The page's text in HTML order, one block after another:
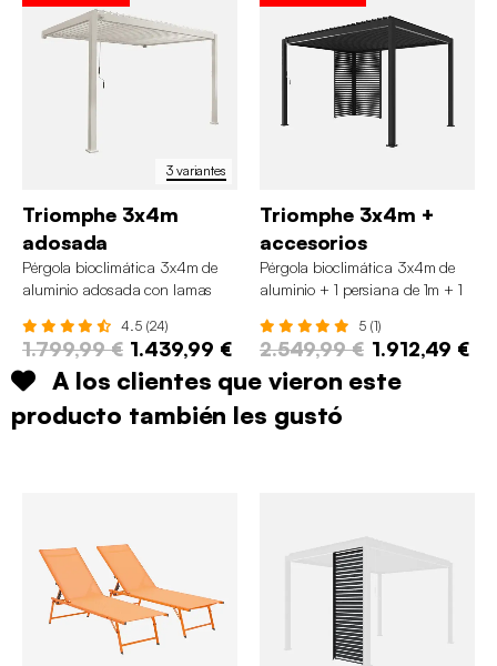
3 variantes
Triomphe 3x4m
adosada
Pérgola bioclimática 3x4m de
aluminio adosada con lamas
4.5 (24)
1.799,99 € 1.439,99 €
Triomphe 3x4m +
accesorios
Pérgola bioclimática 3x4m de
aluminio + 1 persiana de 1m + 1
5 (1)
2.549,99 € 1.912,49 €
A los clientes que vieron este
producto también les gustó